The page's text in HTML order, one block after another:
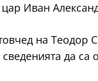
Иван
на Теодор
да са